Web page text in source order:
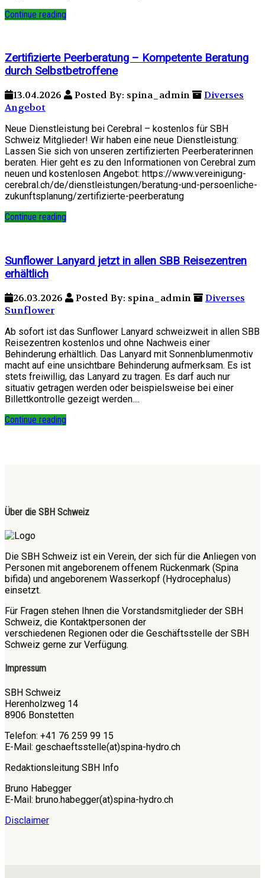
Continue reading
Zertifizierte Peerberatung – Kompetente Beratung
durch Selbstbetroffene
13.04.2026 Posted By: spina_admin
Diverses
Angebot
Neue Dienstleistung bei Cerebral – kostenlos für SBH
Schweiz Mitglieder! Wir haben eine neue Dienstleistung:
Lassen Sie sich von unseren zertifizierten Peerberaterinnen
beraten. Hier geht es zu den Informationen von Cerebral zum
neuen und kostenlosen Angebot: https://www.vereinigung-
cerebral.ch/de/dienstleistungen/beratung-und-persoenliche-
zukunftsplanung/zertifizierte-peerberatung
Continue reading
Sunflower Lanyard jetzt in allen SBB Reisezentren
erhältlich
26.03.2026 Posted By: spina_admin
Diverses
Sunflower
Ab sofort ist das Sunflower Lanyard schweizweit in allen SBB
Reisezentren kostenlos und ohne Nachweis einer
Behinderung erhältlich. Das Lanyard mit Sonnenblumenmotiv
macht auf eine unsichtbare Behinderung aufmerksam. Es ist
stets freiwillig, das Lanyard zu tragen. Es darf auch nur
situativ getragen werden oder beispielsweise bei einer
Billettkontrolle gezeigt werden....
Continue reading
Über die SBH Schweiz
Die SBH Schweiz ist ein Verein, der sich für die Anliegen von
Personen mit angeborenem offenem Rückenmark (Spina
bifida) und angeborenem Wasserkopf (Hydrocephalus)
einsetzt.
Für Fragen stehen Ihnen die Vorstandsmitglieder der SBH
Schweiz, die Kontaktpersonen der
verschiedenen Regionen oder die Geschäftsstelle der SBH
Schweiz gerne zur Verfügung.
Impressum
SBH Schweiz
Herenholzweg 14
8906 Bonstetten
Telefon: +41 76 259 99 15
E-Mail: geschaeftsstelle(at)spina-hydro.ch
Redaktionsleitung SBH Info
Bruno Habegger
E-Mail: bruno.habegger(at)spina-hydro.ch
Disclaimer